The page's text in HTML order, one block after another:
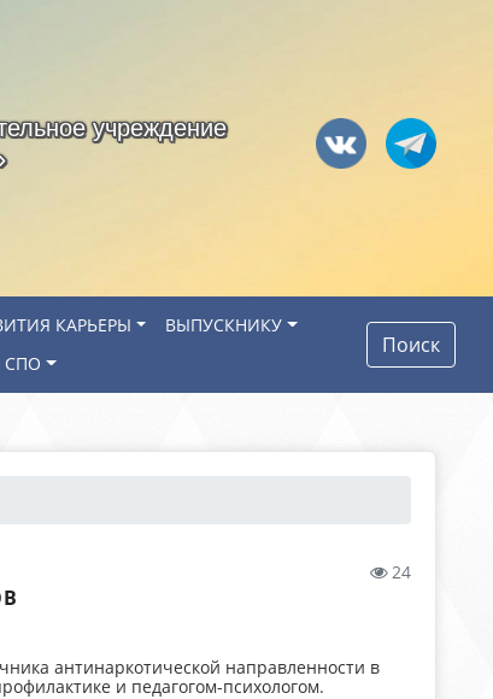
учреждение
КАРЬЕРЫ
ВЫПУСКНИКУ
СПО
Поиск
24
антинаркотической направленности в
и педагогом-психологом.